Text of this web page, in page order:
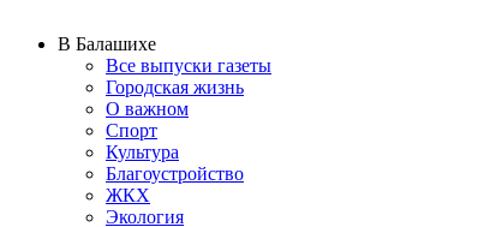
В Балашихе
Все выпуски газеты
Городская жизнь
О важном
Спорт
Культура
Благоустройство
ЖКХ
Экология